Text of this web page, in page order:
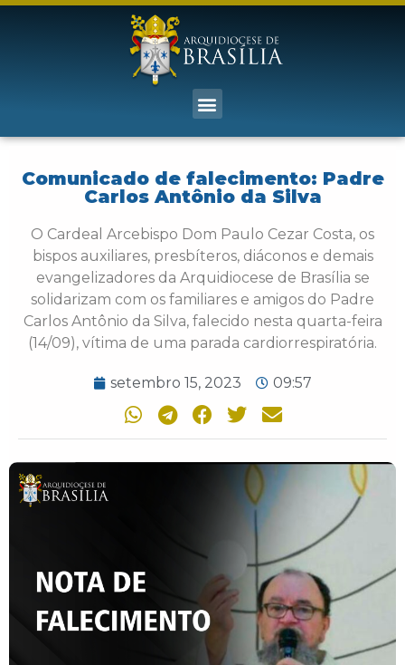
Comunicado de falecimento: Padre
Carlos Antônio da Silva
O Cardeal Arcebispo Dom Paulo Cezar Costa, os
bispos auxiliares, presbíteros, diáconos e demais
evangelizadores da Arquidiocese de Brasília se
solidarizam com os familiares e amigos do Padre
Carlos Antônio da Silva, falecido nesta quarta-feira
(14/09), vítima de uma parada cardiorrespiratória.
setembro 15, 2023 09:57